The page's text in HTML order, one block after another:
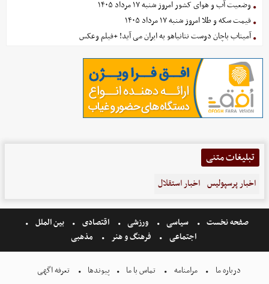
وضعیت آب و هوای کشور امروز شنبه ۱۷ مرداد ۱۴۰۵
قیمت سکه و طلا امروز شنبه ۱۷ مرداد ۱۴۰۵
آمیتاب باچان دوست نتانیاهو به ایران می آید! +فیلم وعکس
تبلیغات متنی
اخبار پرسپولیس اخبار استقلال
صفحه نخست سیاسی ورزشی اقتصادی
بین الملل
اجتماعی
فرهنگ و هنر مذهبی
درباره ما مرامنامه تماس با ما پیوندها تعرفه اگهی